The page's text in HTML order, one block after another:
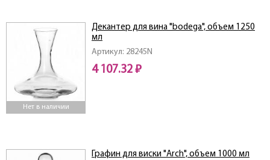
Нет в наличии
Артикул: 28245N
Декантер для вина "bodega", объем 1250
мл
4 107.32 ₽
Графин для виски "Arch", объем 1000 мл